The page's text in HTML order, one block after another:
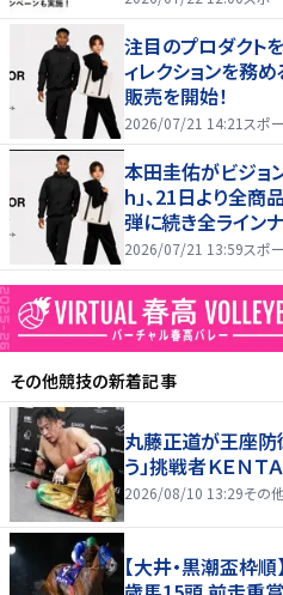
注目のプロダクト
ィレクションを務
販売を開始！
2026/07/21 14:21 スポ
本田圭佑がビジョ
h」、21日より全
弾に続き全ライン
2026/07/21 13:59スポ
その他競技の新着記事
丸藤正道が王座防
う」挑戦者ＫＥＮＴ
2026/08/10 13:29その
【大井・黒潮盃枠